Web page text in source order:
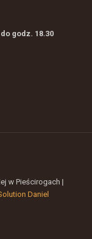
godz. 18.30
w Pieścirogach |
Daniel